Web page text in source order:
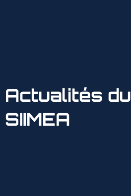
Actualités du
SIIMEA